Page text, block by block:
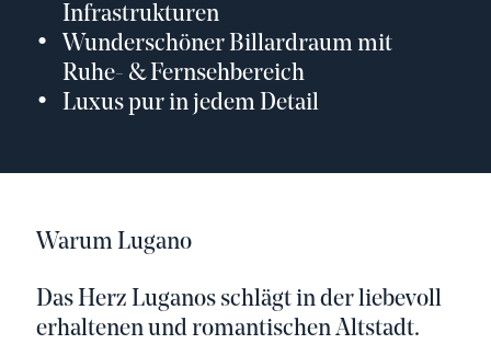
Infrastrukturen
Wunderschöner Billardraum mit
Ruhe- & Fernsehbereich
Luxus pur in jedem Detail
Warum Lugano
Das Herz Luganos schlägt in der liebevoll
erhaltenen und romantischen Altstadt.